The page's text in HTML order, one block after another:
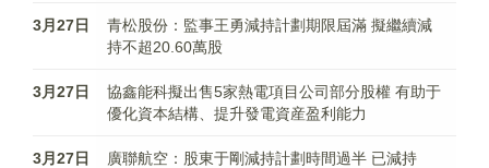
3月27日
青松股份：監事王勇減持計劃期限屆滿 擬繼續減
持不超20.60萬股
3月27日
協鑫能科擬出售5家熱電項目公司部分股權 有助于
優化資本結構、提升發電資産盈利能力
3月27日
廣聯航空：股東于剛減持計劃時間過半 已減持